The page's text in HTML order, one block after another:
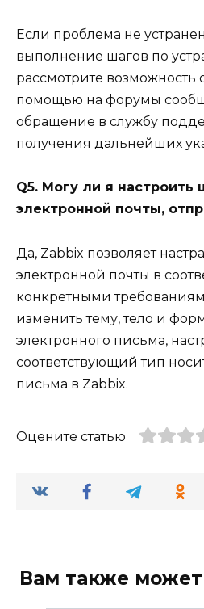
Если проблема не
выполнение шагов по
рассмотрите возможность
помощью на форумы
обращение в службу
получения дальнейших
Q5. Могу ли я настроить
электронной почты,
Да, Zabbix позволяет
электронной почты в
конкретными
изменить тему, тело и
электронного письма,
соответствующий тип
письма в Zabbix.
Оцените статью
Вам также может